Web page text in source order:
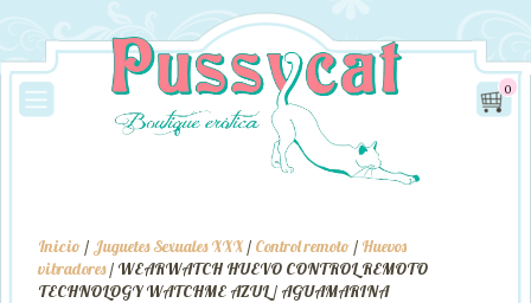
0
Inicio / Juguetes Sexuales XXX / Control remoto / Huevos
vibradores/ WEARWATCH HUEVO CONTROL REMOTO
TECHNOLOGY WATCHME AZUL / AGUAMARINA